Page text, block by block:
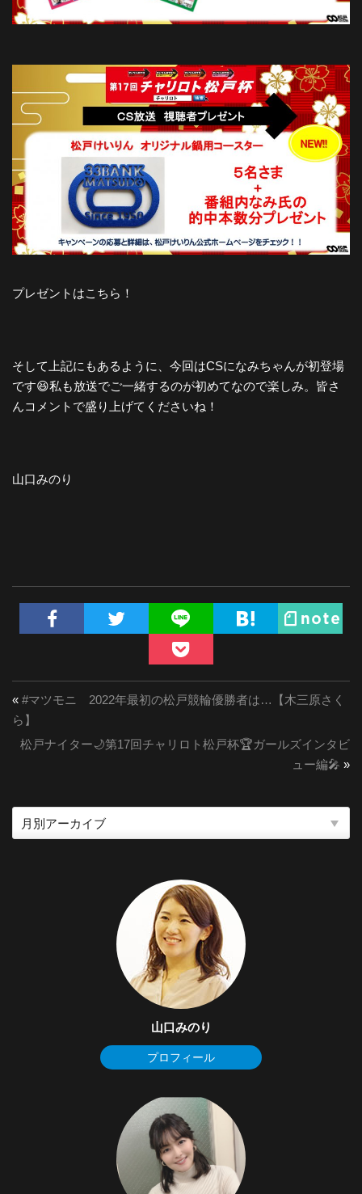
プレゼントはこちら！
そして上記にもあるように、今回はCSになみちゃんが初登場
です😆私も放送でご一緒するのが初めてなので楽しみ。皆さ
んコメントで盛り上げてくださいね！
山口みのり
« #マツモニ 2022年最初の松戸競輪優勝者は…【木三原さく
ら】
松戸ナイター🌙第17回チャリロト松戸杯🏆ガールズインタビ
ュー編🎤 »
山口みのり
プロフィール